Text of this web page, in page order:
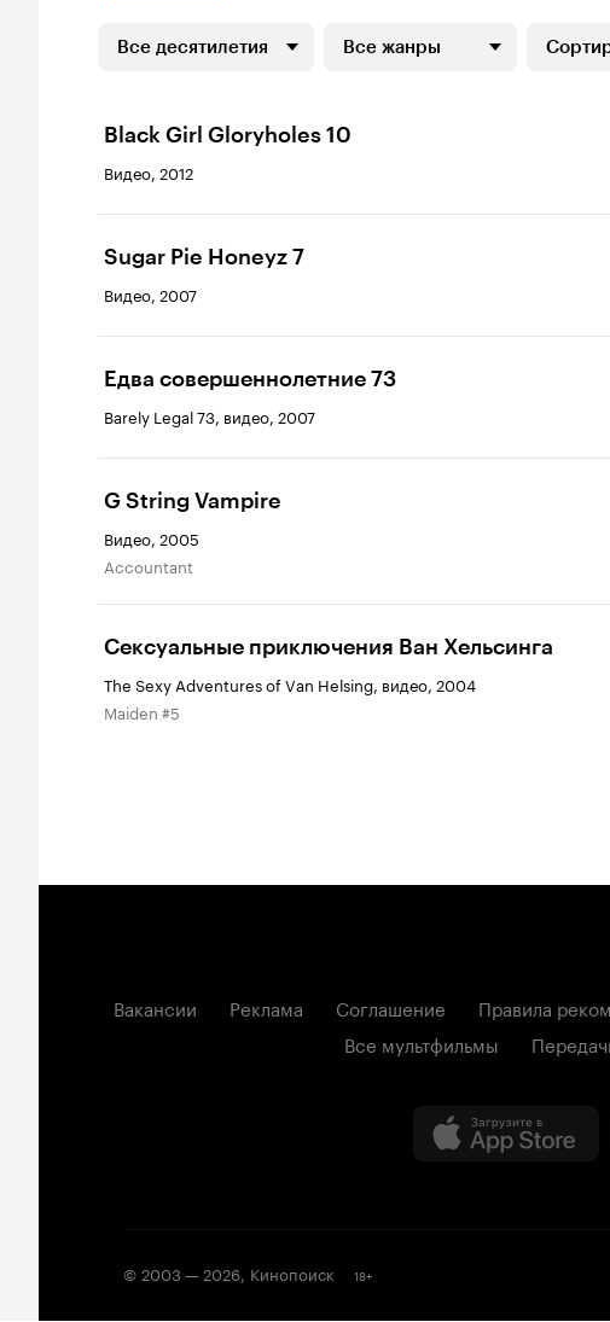
Все десятилетия Все жанры
Black Girl Gloryholes 10
Видео, 2012
Sugar Pie Honeyz 7
Видео, 2007
Едва совершеннолетние 73
Barely Legal 73, видео, 2007
G String Vampire
Видео, 2005
Accountant
Сексуальные приключения Ван Хельсинга
The Sexy Adventures of Van Helsing, видео, 2004
Maiden #5
Вакансии Реклама Соглашение Правила
Все мультфильмы
© 2003 —2026, Кинопоиск 18+